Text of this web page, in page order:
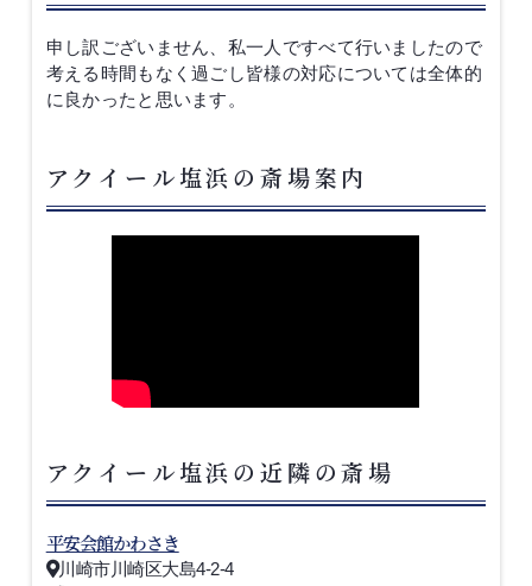
申し訳ございません、私一人ですべて行いましたので
考える時間もなく過ごし皆様の対応については全体的
に良かったと思います。
アクイール塩浜の斎場案内
アクイール塩浜の近隣の斎場
平安会館かわさき
川崎市川崎区大島4-2-4